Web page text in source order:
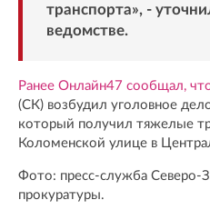
транспорта», -
ведомстве.
Ранее Онлайн47 сообщал,
(СК) возбудил уголовное
который получил тяжелые
Коломенской улице в
Фото: пресс-служба Северо-
прокуратуры.